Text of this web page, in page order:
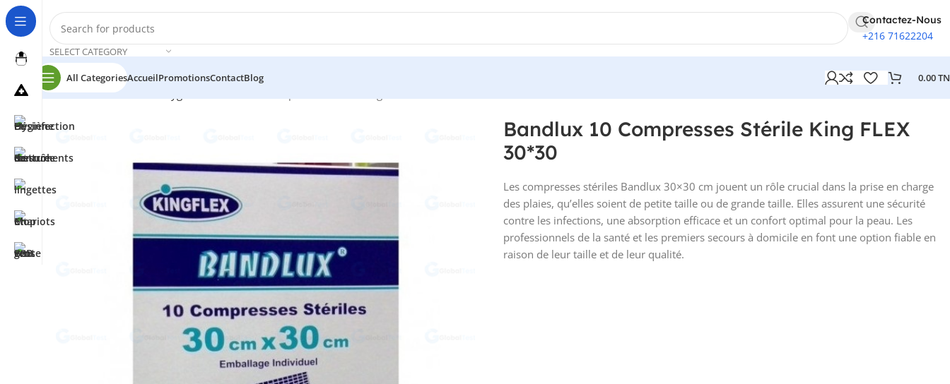
SELECT CATEGORY
Contactez-Nous
+216 71622204
All CategoriesAccueilPromotionsContactBlog 0.00
Accueil Désinfection et Hygiène
Bandlux 10 Compresses Stérile King FLEX
30*30
Les compresses stériles Bandlux 30×30 cm jouent un rôle crucial dans la prise en charge
des plaies, qu’elles soient de petite taille ou de grande taille. Elles assurent une sécurité
contre les infections, une absorption efficace et un confort optimal pour la peau. Les
professionnels de la santé et les premiers secours à domicile en font une option fiable en
raison de leur taille et de leur qualité.